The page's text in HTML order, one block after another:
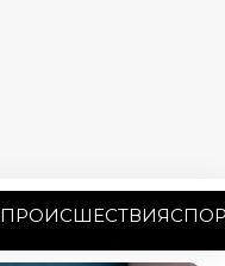
ПРОИСШЕСТВИЯ